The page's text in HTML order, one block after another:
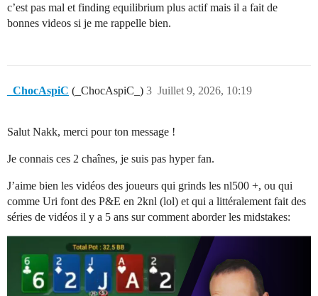
c’est pas mal et finding equilibrium plus actif mais il a fait de
bonnes videos si je me rappelle bien.
_ChocAspiC (_ChocAspiC_) Juillet 9, 2026, 10:19
3
Salut Nakk, merci pour ton message !
Je connais ces 2 chaînes, je suis pas hyper fan.
J’aime bien les vidéos des joueurs qui grinds les nl500 +, ou qui
comme Uri font des P&E en 2knl (lol) et qui a littéralement fait des
séries de vidéos il y a 5 ans sur comment aborder les midstakes: